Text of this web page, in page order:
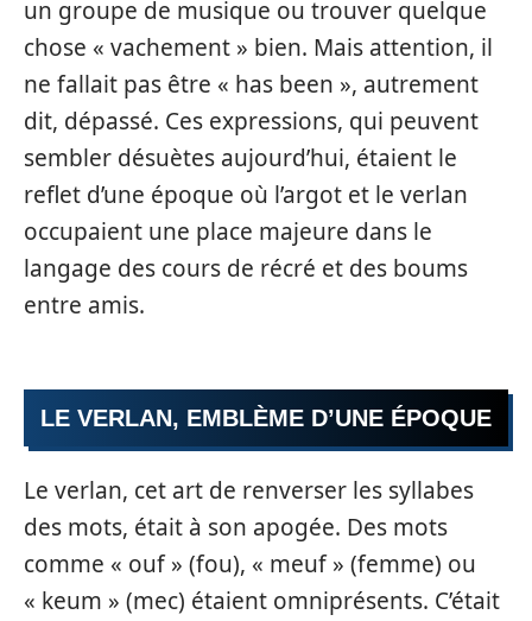
un groupe de musique ou trouver quelque
chose « vachement » bien. Mais attention, il
ne fallait pas être « has been », autrement
dit, dépassé. Ces expressions, qui peuvent
sembler désuètes aujourd’hui, étaient le
reflet d’une époque où l’argot et le verlan
occupaient une place majeure dans le
langage des cours de récré et des boums
entre amis.
LE VERLAN, EMBLÈME D’UNE ÉPOQUE
Le verlan, cet art de renverser les syllabes
des mots, était à son apogée. Des mots
comme « ouf » (fou), « meuf » (femme) ou
« keum » (mec) étaient omniprésents. C’était